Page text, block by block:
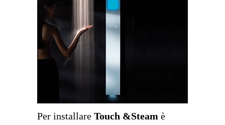
Per installare Touch &Steam è